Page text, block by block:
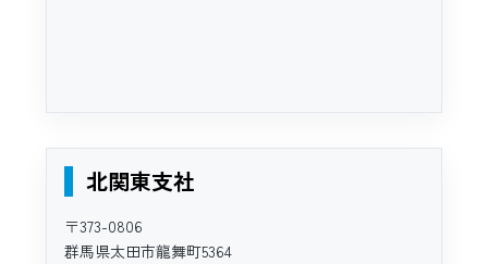
北関東支社
〒373-0806
群馬県太田市龍舞町5364